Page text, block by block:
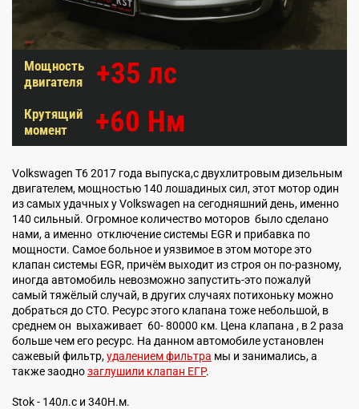
Мощность
двигателя
+35 лс
Крутящий
момент
+60 Нм
Volkswagen T6 2017 года выпуска,с двухлитровым дизельным
двигателем, мощностью 140 лошадиных сил, этот мотор один
из самых удачных у Volkswagen на сегодняшний день, именно
140 сильный. Огромное количество моторов было сделано
нами, а именно отключение системы EGR и прибавка по
мощности. Самое больное и уязвимое в этом моторе это
клапан системы EGR, причём выходит из строя он по-разному,
иногда автомобиль невозможно запустить-это пожалуй
самый тяжёлый случай, в других случаях потихоньку можно
добраться до СТО. Ресурс этого клапана тоже небольшой, в
среднем он выхаживает 60- 80000 км. Цена клапана , в 2 раза
больше чем его ресурс. На данном автомобиле установлен
сажевый фильтр,удалением фильтра мы и занимались, а
также заоднозаглушили клапан ЕГР.
Stok - 140л.с и 340Н.м.